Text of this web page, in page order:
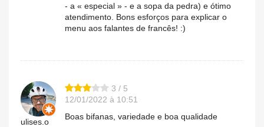
- a « especial » - e a sopa da pedra) e ótimo
atendimento. Bons esforços para explicar o
menu aos falantes de francês! :)
ulises.o
3 / 5
12/01/2022 à 10:51
Boas bifanas, variedade e boa qualidade